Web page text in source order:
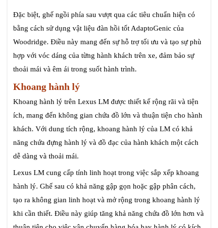
Đặc biệt, ghế ngồi phía sau vượt qua các tiêu chuẩn hiện có
bằng cách sử dụng vật liệu đàn hồi tốt AdaptoGenic của
Woodridge. Điều này mang đến sự hỗ trợ tối ưu và tạo sự phù
hợp với vóc dáng của từng hành khách trên xe, đảm bảo sự
thoải mái và êm ái trong suốt hành trình.
Khoang hành lý
Khoang hành lý trên Lexus LM được thiết kế rộng rãi và tiện
ích, mang đến không gian chứa đồ lớn và thuận tiện cho hành
khách. Với dung tích rộng, khoang hành lý của LM có khả
năng chứa đựng hành lý và đồ đạc của hành khách một cách
dễ dàng và thoải mái.
Lexus LM cung cấp tính linh hoạt trong việc sắp xếp khoang
hành lý. Ghế sau có khả năng gập gọn hoặc gập phân cách,
tạo ra không gian linh hoạt và mở rộng trong khoang hành lý
khi cần thiết. Điều này giúp tăng khả năng chứa đồ lớn hơn và